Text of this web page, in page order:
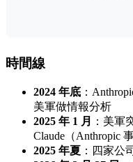
時間線
2024 年底 ：
美軍做情報分析
2025 年 1 月
：美軍
Claude（Anthropic
2025 年夏 ：四家公